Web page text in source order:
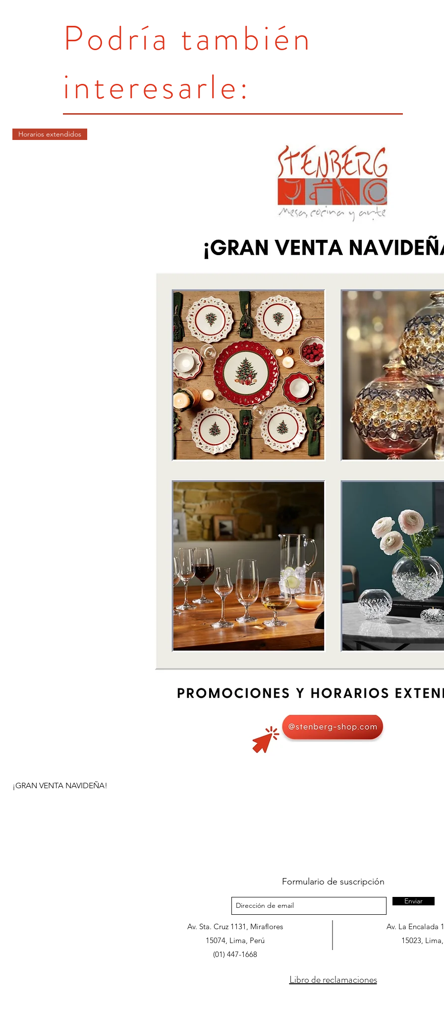
Horarios extendidos
¡GRAN VENTA NAVIDEÑA!
Podría también
interesarle:
Formulario de suscripción
Enviar
Av. Sta. Cruz 1131, Miraflores
15074, Lima, Perú
Av. La Encalada
15023,
(01) 447-1668
Libro de reclamaciones